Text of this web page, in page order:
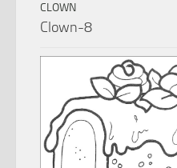
CLOWN
Clown-8